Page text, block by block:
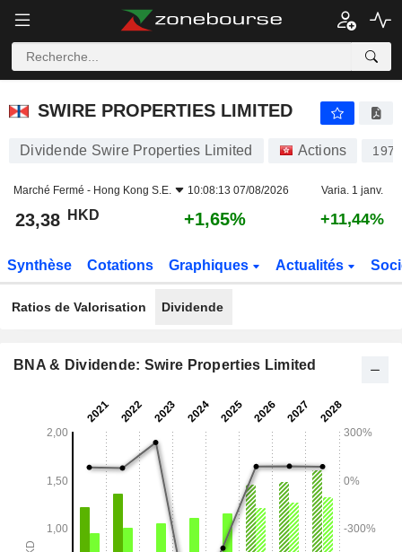
SWIRE PROPERTIES LIMITED
SWIRE PROPERTIES LIMITED
Dividende Swire Properties Limited Actions 1972
Marché Fermé - Hong Kong S.E. 10:08:13 07/08/2026 Varia. 1 janv.
23,38 HKD +1,65% +11,44%
Synthèse Cotations Graphiques Actualités
Ratios de Valorisation Dividende
BNA & Dividende: Swire Properties Limited